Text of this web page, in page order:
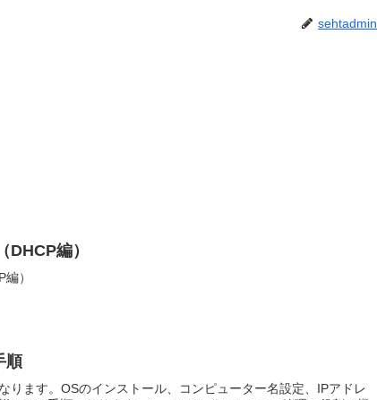
sehtadmin
DHCP編）
）
順
ります。OSのインストール、コンピューター名設定、IPアドレ